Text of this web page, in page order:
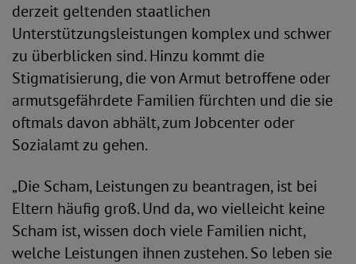
derzeit geltenden staatlichen
Unterstützungsleistungen komplex und schwer
zu überblicken sind. Hinzu kommt die
Stigmatisierung, die von Armut betroffene oder
armutsgefährdete Familien fürchten und die sie
oftmals davon abhält, zum Jobcenter oder
Sozialamt zu gehen.
„Die Scham, Leistungen zu beantragen, ist bei
Eltern häufig groß. Und da, wo vielleicht keine
Scham ist, wissen doch viele Familien nicht,
welche Leistungen ihnen zustehen. So leben sie